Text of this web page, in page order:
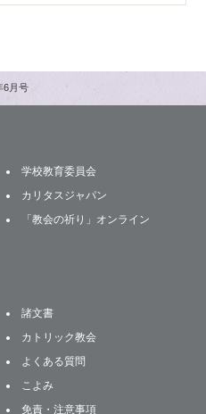
6月号
学校教育委員会
カリタスジャパン
「教会の祈り」オンライン
諸文書
カトリック教会
よくある質問
こよみ
免責・注意事項